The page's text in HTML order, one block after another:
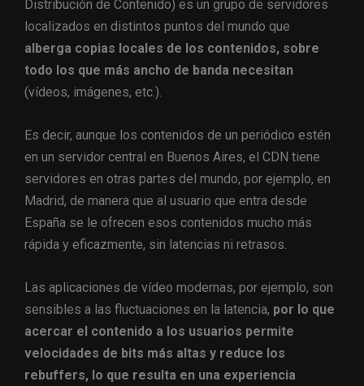
Distribución de Contenido) es un grupo de servidores
localizados en distintos puntos del mundo que
alberga copias locales de los contenidos, sobre
todo los que más ancho de banda necesitan
(vídeos, imágenes, etc.).
Es decir, aunque los contenidos de un periódico estén
en un servidor central en Buenos Aires, el CDN tiene
servidores en otras partes del mundo, por ejemplo, en
Madrid, de manera que al usuario que entra desde
España se le ofrecen esos contenidos mucho más
rápida y eficazmente, sin latencias ni retrasos.
Las aplicaciones de vídeo modernas, por ejemplo, son
sensibles a las fluctuaciones en la latencia, por lo que
acercar el contenido a los usuarios permite
velocidades de bits más altas y reduce los
rebuffers, lo que resulta en una experiencia